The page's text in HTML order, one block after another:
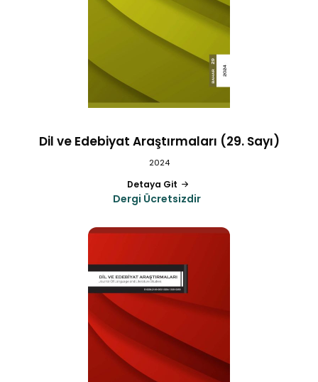
Dil ve Edebiyat Araştırmaları (29. Sayı)
2024
Detaya Git
Dergi Ücretsizdir